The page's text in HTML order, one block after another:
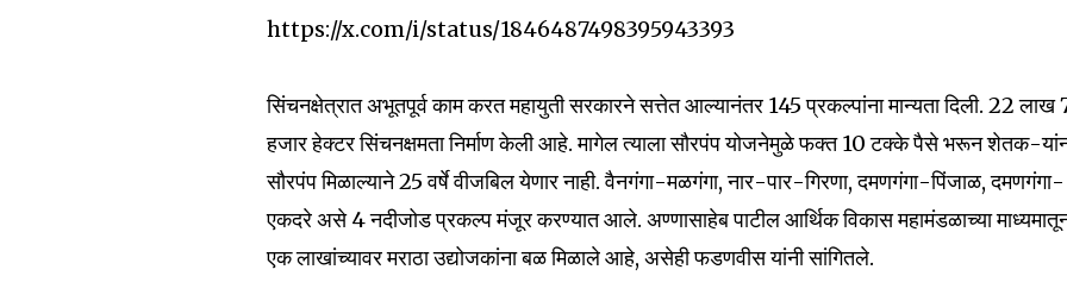
https://x.com/i/status/1846487498395943393
सिंचनक्षेत्रात अभूतपूर्व काम करत महायुती सरकारने सत्तेत आल्यानंतर 145 प्रकल्पांना मान्यता दिली. 22 लाख
हजार हेक्टर सिंचनक्षमता निर्माण केली आहे. मागेल त्याला सौरपंप योजनेमुळे फक्त 10 टक्के पैसे भरून शेतक-
सौरपंप मिळाल्याने 25 वर्षे वीजबिल येणार नाही. वैनगंगा-मळगंगा, नार-पार-गिरणा, दमणगंगा-पिंजाळ, दमणगंगा-
एकदरे असे 4 नदीजोड प्रकल्प मंजूर करण्यात आले. अण्णासाहेब पाटील आर्थिक विकास महामंडळाच्या
एक लाखांच्यावर मराठा उद्योजकांना बळ मिळाले आहे, असेही फडणवीस यांनी सांगितले.